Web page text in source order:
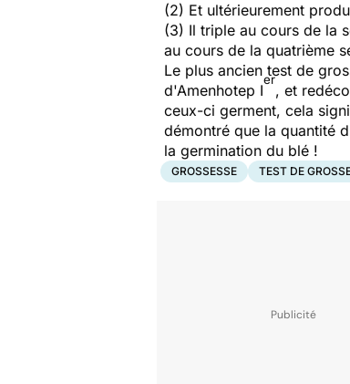
(2) Et ultérieurement
(3) Il triple au cours de la
au cours de la quatrième
Le plus ancien test de
d'Amenhotep I
er
, et
ceux-ci germent, cela
démontré que la quantité
la germination du blé !
GROSSESSE TEST DE